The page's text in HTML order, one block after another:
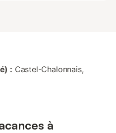
: Castel-Chalonnais,
à